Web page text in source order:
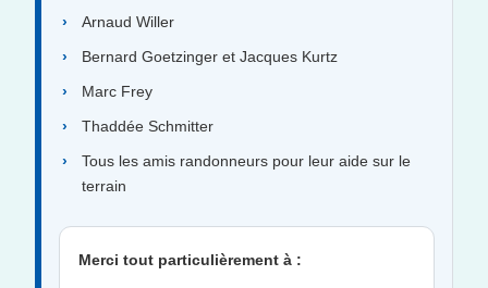
Arnaud Willer
Bernard Goetzinger et Jacques Kurtz
Marc Frey
Thaddée Schmitter
Tous les amis randonneurs pour leur aide sur le
terrain
Merci tout particulièrement à :